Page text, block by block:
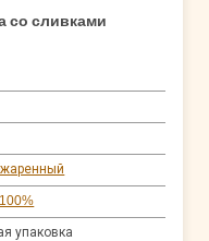
со сливками
упаковка